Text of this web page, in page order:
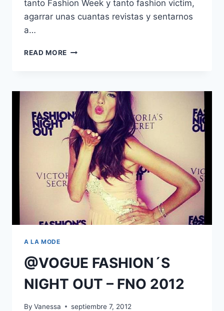
tanto Fashion Week y tanto fashion victim,
agarrar unas cuantas revistas y sentarnos
a…
READ MORE BYE
A LA MODE
@VOGUE FASHION´S
NIGHT OUT – FNO 2012
By Vanessa septiembre 7, 2012